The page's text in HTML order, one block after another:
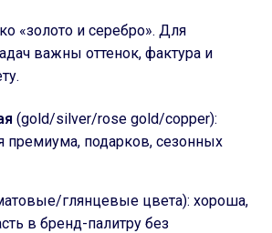
«золото и серебро». Для
важны оттенок, фактура и
(gold/silver/rose gold/copper):
премиума, подарков, сезонных
глянцевые цвета): хороша,
в бренд-палитру без